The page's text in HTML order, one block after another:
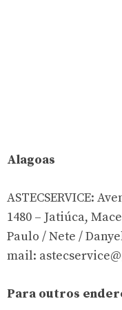
Alagoas
ASTECSERVICE:
1480 – Jatiúca,
Paulo / Nete /
mail:
Para outros